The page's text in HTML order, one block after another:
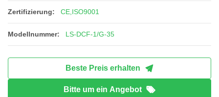
Zertifizierung: CE,ISO9001
Modellnummer: LS-DCF-1/G-35
Beste Preis erhalten
Bitte um ein Angebot